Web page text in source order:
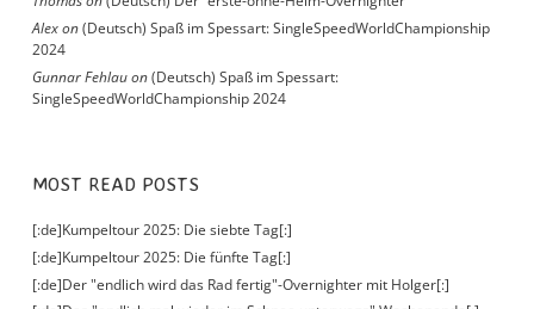
Alexon(Deutsch) Spaß im Spessart: SingleSpeedWorldChampionship
2024
Gunnar Fehlauon(Deutsch) Spaß im Spessart:
SingleSpeedWorldChampionship 2024
MOST READ POSTS
[:de]Kumpeltour 2025: Die siebte Tag[:]
[:de]Kumpeltour 2025: Die fünfte Tag[:]
[:de]Der "endlich wird das Rad fertig"-Overnighter mit Holger[:]